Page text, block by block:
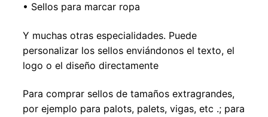
• Sellos para marcar ropa
Y muchas otras especialidades. Puede
personalizar los sellos enviándonos el texto, el
logo o el diseño directamente
Para comprar sellos de tamaños extragrandes,
por ejemplo para palots, palets, vigas, etc .; para